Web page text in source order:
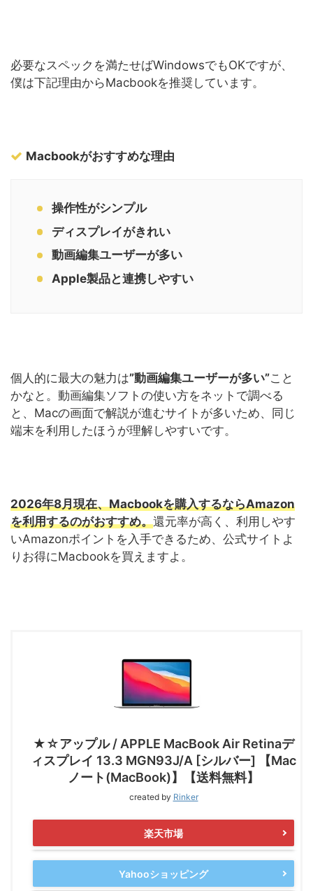
必要なスペックを満たせばWindowsでもOKですが、
僕は下記理由からMacbookを推奨しています。
Macbookがおすすめな理由
操作性がシンプル
ディスプレイがきれい
動画編集ユーザーが多い
Apple製品と連携しやすい
個人的に最大の魅力は”動画編集ユーザーが多い”こと
かなと。動画編集ソフトの使い方をネットで調べる
と、Macの画面で解説が進むサイトが多いため、同じ
端末を利用したほうが理解しやすいです。
2026年8月現在、Macbookを購入するならAmazon
を利用するのがおすすめ。還元率が高く、利用しやす
いAmazonポイントを入手できるため、公式サイトよ
りお得にMacbookを買えますよ。
★☆アップル / APPLE MacBook Air Retinaデ
ィスプレイ 13.3 MGN93J/A [シルバー] 【Mac
ノート(MacBook)】【送料無料】
created by Rinker
楽天市場
Yahooショッピング